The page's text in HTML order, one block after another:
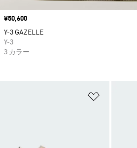
価格
¥50,600
Y-3 GAZELLE
Y-3
3 カラー